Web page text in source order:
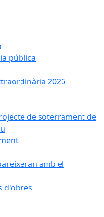
pública
2026
de soterrament de
amb el
d'obres